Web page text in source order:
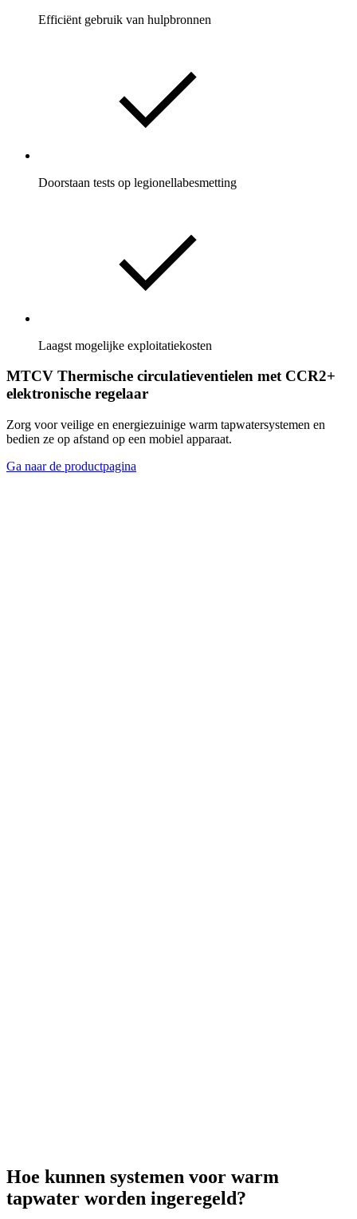
Efficiënt gebruik van hulpbronnen
Doorstaan tests op legionellabesmetting
Laagst mogelijke exploitatiekosten
MTCV Thermische circulatieventielen met CCR2+
elektronische regelaar
Zorg voor veilige en energiezuinige warm tapwatersystemen en
bedien ze op afstand op een mobiel apparaat.
Ga naar de productpagina
Hoe kunnen systemen voor warm
tapwater worden ingeregeld?